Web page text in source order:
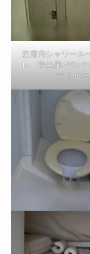
左扉内シャワール
レ 中央扉バウバ
ゲストル